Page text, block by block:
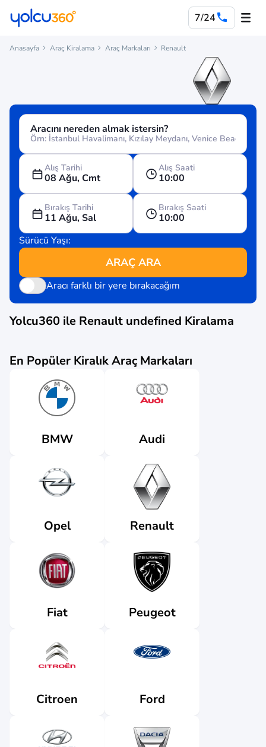
7/24
Anasayfa Araç Kiralama Araç Markaları Renault
Aracını nereden almak istersin?
Alış Tarihi
08 Ağu, Cmt
Alış Saati
10:00
Bırakış Tarihi
11 Ağu, Sal
Bırakış Saati
10:00
Sürücü Yaşı:
ARAÇ ARA
Aracı farklı bir yere bırakacağım
Yolcu360 ile Renault undefined Kiralama
En Popüler Kiralık Araç Markaları
BMW Audi
Opel Renault
Fiat Peugeot
Citroen Ford